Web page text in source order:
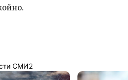
СМИ2